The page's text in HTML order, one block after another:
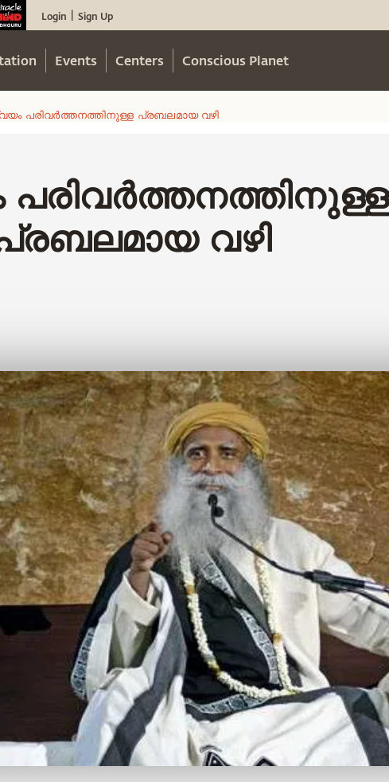
Login Sign Up
Events Centers Conscious Planet
പരിവർത്തനത്തിനുള്ള പ്രബലമായ വഴി
വഴി